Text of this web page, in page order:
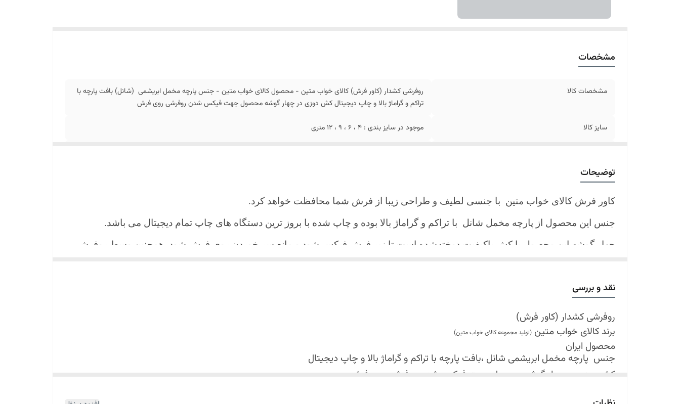
مشخصات
مشخصات کالا
روفرشی کشدار (کاور فرش) کالای خواب متین - محصول کالای خواب متین - جنس پارچه مخمل ابریشمی (شانل) بافت پارچه با
تراکم و گراماژ بالا و چاپ دیجیتال کش دوزی در چهار گوشه محصول جهت فیکس شدن روفرشی روی فرش
سایز کالا موجود در سایز بندی : 4 ، 6 ، 9 ، 12 متری
توضیحات
کاور فرش کالای خواب متین با جنسی لطیف و طراحی زیبا از فرش شما محافظت خواهد کرد.
جنس این محصول از پارچه مخمل شانل با تراکم و گراماژ بالا بوده و چاپ شده با بروز ترین دستگاه های چاپ تمام دیجیتال می باشد.
چهار گوشه این محصول با کش باکیفیت دوخته‌شده است تا زیر فرش فیکس شود و مانع سر خوردن روی فرش شود. همچنین وسط روفرشی
شرایط شستشو:
اولین شستشو ترجیحا خشک شویی شود
شستشو در لباسشویی های خانگی بلامانع می باشد فقط به صورت جدا گانه شسته شود
حداکثر دمای شستشو 30 درجه سانتیگراد (عملیات ملایم)
از پودر های صابونی و آنزیم دار(دانه آبی) استفاده نشود. (بهترین ماده شوینده رنگین شوی+ نرم کننده میباشد)
در سایه خشک شود
نقد و بررسی
روفرشی کشدار (کاور فرش)
برند کالای خواب متین (تولید مجموعه کالای خواب متین)
محصول ایران
جنس پارچه مخمل ابریشمی شانل ،بافت پارچه با تراکم و گراماژ بالا و چاپ دیجیتال
کش دوزی در چهار گوشه محصول جهت فیکس شدن روفرشی روی فرش